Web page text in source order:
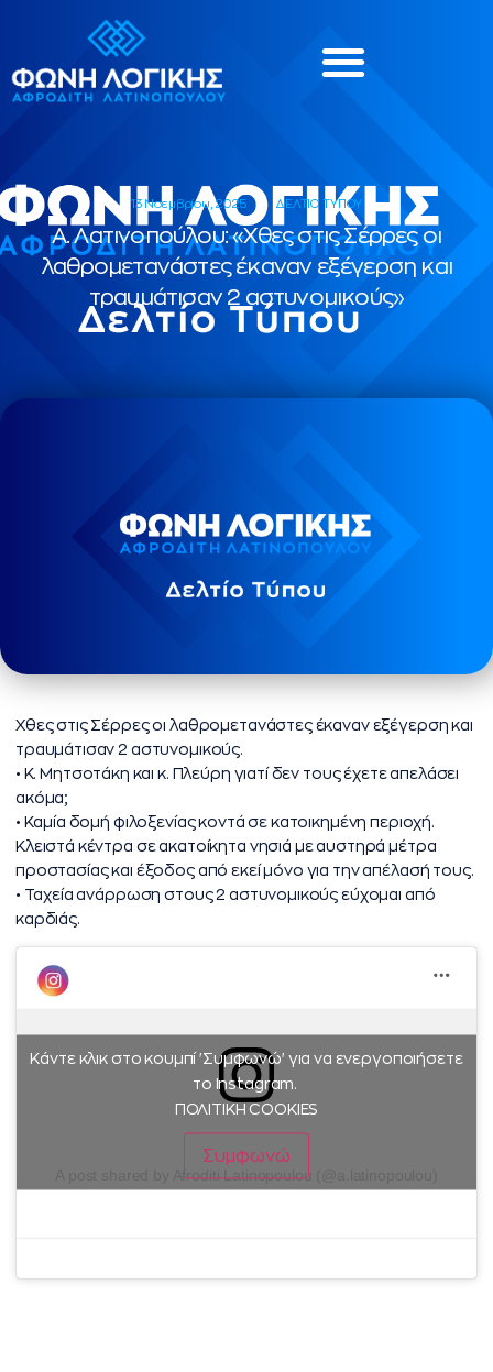
13 Νοεμβρίου, 2025 ΔΕΛΤΙΟ ΤΥΠΟΥ
Α. Λατινοπούλου: «Χθες στις Σέρρες οι
λαθρομετανάστες έκαναν εξέγερση και
τραυμάτισαν 2 αστυνομικούς»
Χθες στις Σέρρες οι λαθρομετανάστες έκαναν εξέγερση και
τραυμάτισαν 2 αστυνομικούς.
• ⁠Κ. Μητσοτάκη και κ. Πλεύρη γιατί δεν τους έχετε απελάσει
ακόμα;
• ⁠Καμία δομή φιλοξενίας κοντά σε κατοικημένη περιοχή.
Κλειστά κέντρα σε ακατοίκητα νησιά με αυστηρά μέτρα
προστασίας και έξοδος από εκεί μόνο για την απέλασή τους.
• ⁠Ταχεία ανάρρωση στους 2 αστυνομικούς εύχομαι από
καρδιάς.
A post shared by Afroditi Latinopoulou (@a.latinopoulou)
Κάντε κλικ στο κουμπί 'Συμφωνώ' για να ενεργοποιήσετε
το Instagram.
ΠΟΛΙΤΙΚΗ COOKIES
Συμφωνώ